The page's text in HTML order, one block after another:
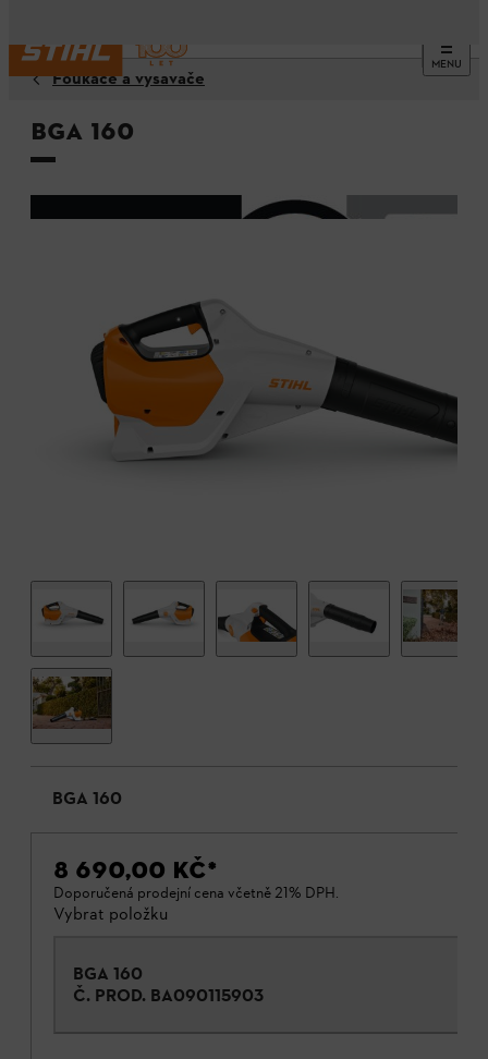
MENU
Foukače a vysavače
BGA 160
BGA 160
8 690,00 KČ*
Doporučená prodejní cena včetně 21% DPH.
Vybrat položku
BGA 160
Č. PROD. BA090115903